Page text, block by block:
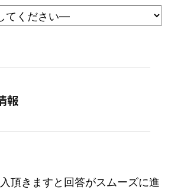
報
頂きますと回答がスムーズに進